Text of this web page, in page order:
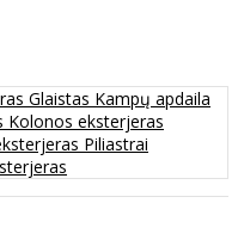
Glaistas Kampų apdaila
Kolonos eksterjeras
Piliastrai